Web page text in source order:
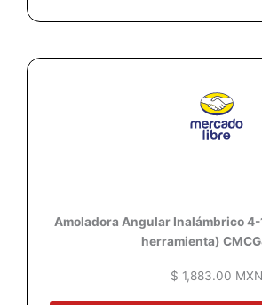
Amoladora Angular Inalámbrico
herramienta)
$ 1,883.00 MXN